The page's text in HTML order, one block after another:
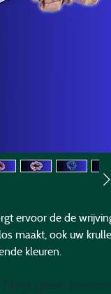
ervoor de de
maakt, ook uw
kleuren.
Nog geen